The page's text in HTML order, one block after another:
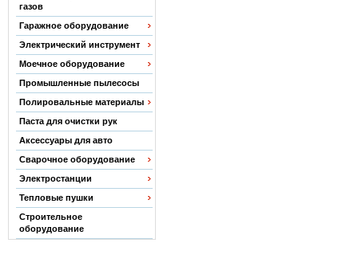
газов
Гаражное оборудование
Электрический инструмент
Моечное оборудование
Промышленные пылесосы
Полировальные материалы
Паста для очистки рук
Аксессуары для авто
Сварочное оборудование
Электростанции
Тепловые пушки
Строительное
оборудование